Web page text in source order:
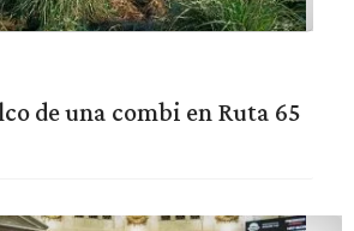
de una combi en Ruta 65